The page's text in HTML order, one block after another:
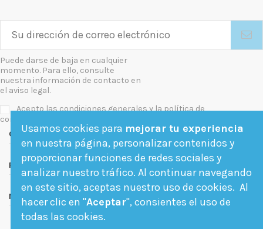
Puede darse de baja en cualquier
momento. Para ello, consulte
nuestra información de contacto en
el aviso legal.
Acepto las condiciones generales y la política de
confidencialidad
Contact us
Follow us
Newsletter
Usamos cookies para mejorar tu experiencia
en nuestra página, personalizar contenidos y
proporcionar funciones de redes sociales y
analizar nuestro tráfico. Al continuar navegando
en este sitio, aceptas nuestro uso de cookies. Al
hacer clic en "Aceptar", consientes el uso de
todas las cookies.